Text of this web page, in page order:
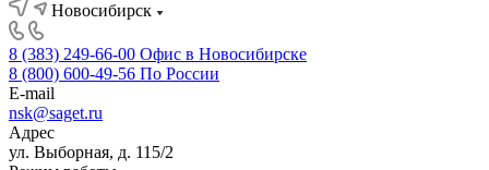
Новосибирск
8 (383) 249-66-00 Офис в Новосибирске
8 (800) 600-49-56 По России
E-mail
nsk@saget.ru
Адрес
ул. Выборная, д. 115/2